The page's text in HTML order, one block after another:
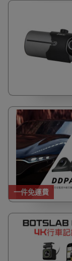
一件免運費